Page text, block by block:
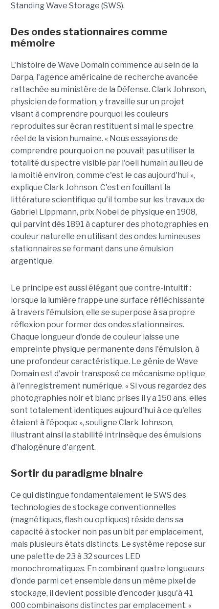
Standing Wave Storage (SWS).
Des ondes stationnaires comme
mémoire
L'histoire de Wave Domain commence au sein de la
Darpa, l'agence américaine de recherche avancée
rattachée au ministère de la Défense. Clark Johnson,
physicien de formation, y travaille sur un projet
visant à comprendre pourquoi les couleurs
reproduites sur écran restituent si mal le spectre
réel de la vision humaine. « Nous essayions de
comprendre pourquoi on ne pouvait pas utiliser la
totalité du spectre visible par l'oeil humain au lieu de
la moitié environ, comme c'est le cas aujourd'hui »,
explique Clark Johnson. C'est en fouillant la
littérature scientifique qu'il tombe sur les travaux de
Gabriel Lippmann, prix Nobel de physique en 1908,
qui parvint dès 1891 à capturer des photographies en
couleur naturelle en utilisant des ondes lumineuses
stationnaires se formant dans une émulsion
argentique.
Le principe est aussi élégant que contre-intuitif :
lorsque la lumière frappe une surface réfléchissante
à travers l'émulsion, elle se superpose à sa propre
réflexion pour former des ondes stationnaires.
Chaque longueur d'onde de couleur laisse une
empreinte physique permanente dans l'émulsion, à
une profondeur caractéristique. Le génie de Wave
Domain est d'avoir transposé ce mécanisme optique
à l'enregistrement numérique. « Si vous regardez des
photographies noir et blanc prises il y a 150 ans, elles
sont totalement identiques aujourd'hui à ce qu'elles
étaient à l'époque », souligne Clark Johnson,
illustrant ainsi la stabilité intrinsèque des émulsions
d'halogénure d'argent.
Sortir du paradigme binaire
Ce qui distingue fondamentalement le SWS des
technologies de stockage conventionnelles
(magnétiques, flash ou optiques) réside dans sa
capacité à stocker non pas un bit par emplacement,
mais plusieurs états distincts. Le système repose sur
une palette de 23 à 32 sources LED
monochromatiques. En combinant quatre longueurs
d'onde parmi cet ensemble dans un même pixel de
stockage, il devient possible d'encoder jusqu'à 41
000 combinaisons distinctes par emplacement. «